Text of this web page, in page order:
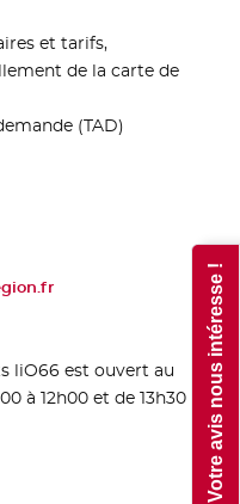
et tarifs,
de la carte de
(TAD)
liO66 est ouvert au
à 12h00 et de 13h30 à
Votre avis nous intéresse !